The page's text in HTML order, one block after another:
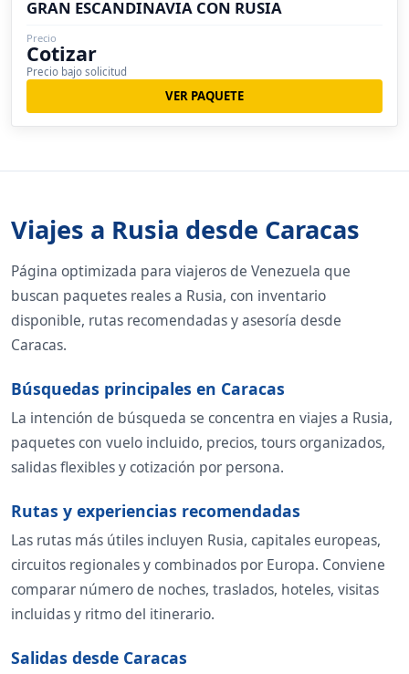
GRAN ESCANDINAVIA CON RUSIA
Precio
Cotizar
Precio bajo solicitud
VER PAQUETE
Viajes a Rusia desde Caracas
Página optimizada para viajeros de Venezuela que
buscan paquetes reales a Rusia, con inventario
disponible, rutas recomendadas y asesoría desde
Caracas.
Búsquedas principales en Caracas
La intención de búsqueda se concentra en viajes a Rusia,
paquetes con vuelo incluido, precios, tours organizados,
salidas flexibles y cotización por persona.
Rutas y experiencias recomendadas
Las rutas más útiles incluyen Rusia, capitales europeas,
circuitos regionales y combinados por Europa. Conviene
comparar número de noches, traslados, hoteles, visitas
incluidas y ritmo del itinerario.
Salidas desde Caracas